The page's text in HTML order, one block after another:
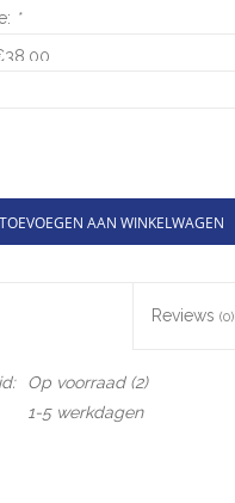
*
TOEVOEGEN AAN WINKELWAGEN
Reviews (0)
Op voorraad(2)
1-5 werkdagen